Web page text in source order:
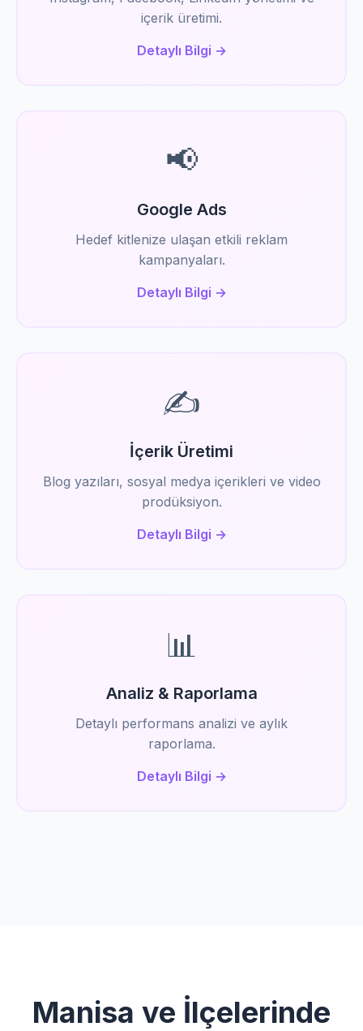
içerik üretimi.
Detaylı Bilgi →
📢
Google Ads
Hedef kitlenize ulaşan etkili reklam
kampanyaları.
Detaylı Bilgi →
✍️
İçerik Üretimi
Blog yazıları, sosyal medya içerikleri ve video
prodüksiyon.
Detaylı Bilgi →
📊
Analiz & Raporlama
Detaylı performans analizi ve aylık
raporlama.
Detaylı Bilgi →
Manisa ve İlçelerinde